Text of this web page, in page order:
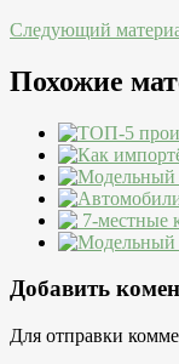
Следующий
Похожие
Добавить
Для отправки